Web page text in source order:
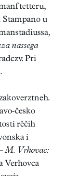
Stampano u
nassega
Pri
česko
rěčih
i
M. Vrhovac:
Verhovca